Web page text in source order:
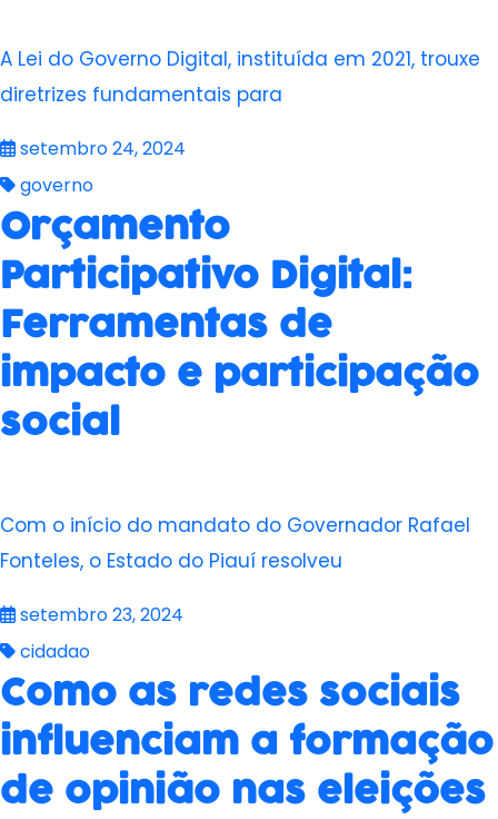
A Lei do Governo Digital, instituída em 2021, trouxe
diretrizes fundamentais para
setembro 24, 2024
governo
Orçamento
Participativo Digital:
Ferramentas de
impacto e participação
social
Com o início do mandato do Governador Rafael
Fonteles, o Estado do Piauí resolveu
setembro 23, 2024
cidadao
Como as redes sociais
influenciam a formação
de opinião nas eleições